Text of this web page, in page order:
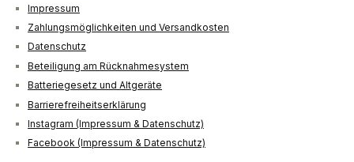
Impressum
Zahlungsmöglichkeiten und Versandkosten
Datenschutz
Beteiligung am Rücknahmesystem
Batteriegesetz und Altgeräte
Barrierefreiheitserklärung
Instagram (Impressum & Datenschutz)
Facebook (Impressum & Datenschutz)